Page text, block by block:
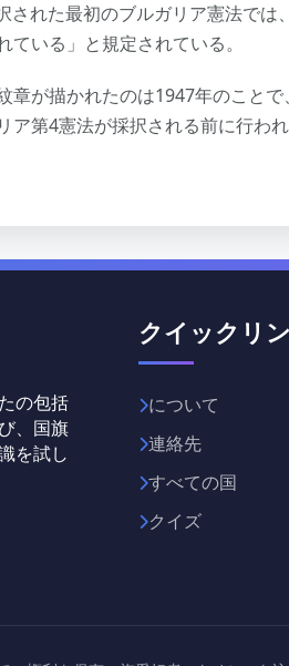
された最初のブルガリア憲法で
いる」と規定されている。
章が描かれたのは1947年のこと
ア第4憲法が採択される前に行わ
の包括
、国旗
を試し
クイックリ
について
連絡先
すべての国
クイズ